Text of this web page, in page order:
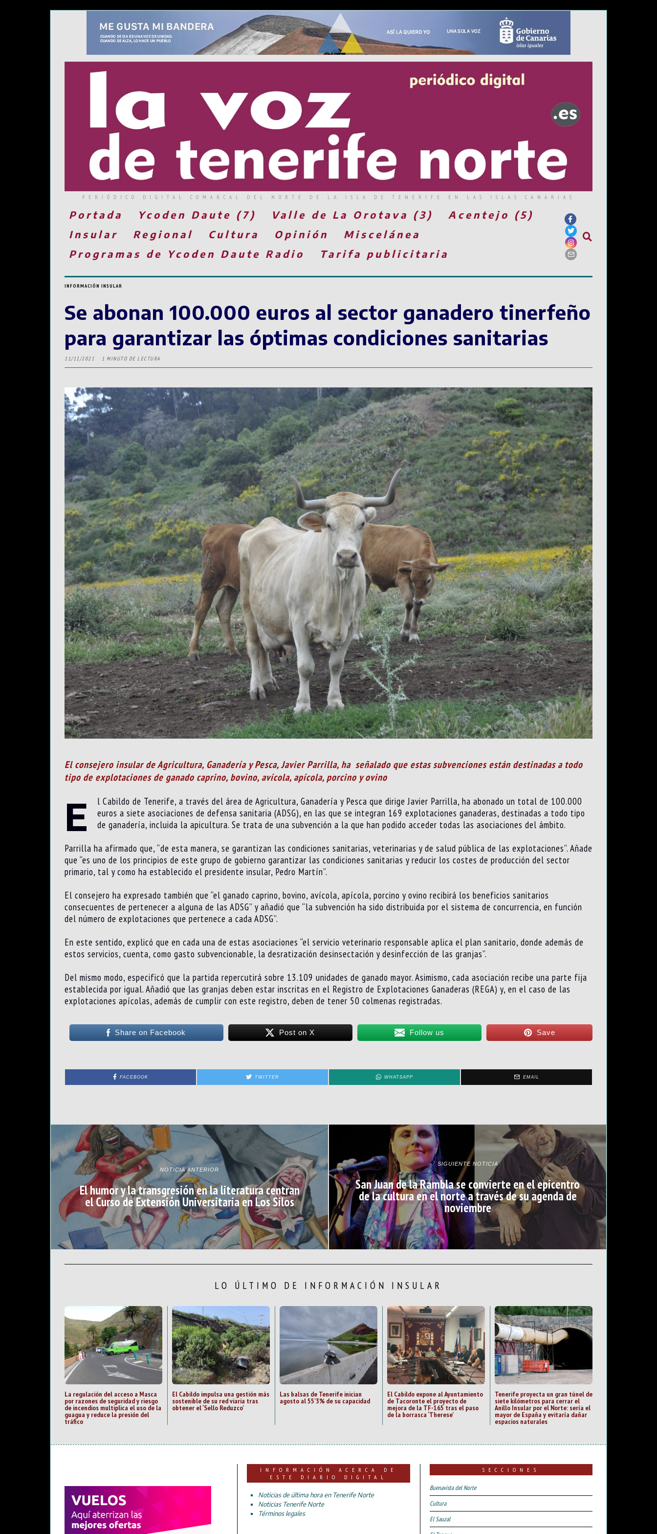
PERIÓDICO DIGITAL COMARCAL DEL NORTE DE LA ISLA DE TENERIFE EN LAS ISLAS CANARIAS
Portada Ycoden Daute (7) Valle de La Orotava (3)
Acentejo (5)
Insular
Regional Cultura Opinión
Miscelánea
Programas de Ycoden Daute Radio
Tarifa publicitaria
INFORMACIÓN INSULAR
Se abonan 100.000 euros al sector ganadero tinerfeño
para garantizar las óptimas condiciones sanitarias
11/11/2021 1 MINUTO DE LECTURA
El consejero insular de Agricultura, Ganadería y Pesca, Javier Parrilla, ha señalado que estas subvenciones están destinadas a todo
tipo de explotaciones de ganado caprino, bovino, avícola, apícola, porcino y ovino
E
l Cabildo de Tenerife, a través del área de Agricultura, Ganadería y Pesca que dirige Javier Parrilla, ha abonado un total de 100.000
euros a siete asociaciones de defensa sanitaria (ADSG), en las que se integran 169 explotaciones ganaderas, destinadas a todo tipo
de ganadería, incluida la apicultura. Se trata de una subvención a la que han podido acceder todas las asociaciones del ámbito.
Parrilla ha afirmado que, “de esta manera, se garantizan las condiciones sanitarias, veterinarias y de salud pública de las explotaciones”. Añade
que “es uno de los principios de este grupo de gobierno garantizar las condiciones sanitarias y reducir los costes de producción del sector
primario, tal y como ha establecido el presidente insular, Pedro Martín”.
El consejero ha expresado también que “el ganado caprino, bovino, avícola, apícola, porcino y ovino recibirá los beneficios sanitarios
consecuentes de pertenecer a alguna de las ADSG” y añadió que “la subvención ha sido distribuida por el sistema de concurrencia, en función
del número de explotaciones que pertenece a cada ADSG”.
En este sentido, explicó que en cada una de estas asociaciones “el servicio veterinario responsable aplica el plan sanitario, donde además de
estos servicios, cuenta, como gasto subvencionable, la desratización desinsectación y desinfección de las granjas”.
Del mismo modo, especificó que la partida repercutirá sobre 13.109 unidades de ganado mayor. Asimismo, cada asociación recibe una parte fija
establecida por igual. Añadió que las granjas deben estar inscritas en el Registro de Explotaciones Ganaderas (REGA) y, en el caso de las
explotaciones apícolas, además de cumplir con este registro, deben de tener 50 colmenas registradas.
Share on Facebook Post on X Follow us Save
FACEBOOK TWITTER WHATSAPP EMAIL
NOTICIA ANTERIOR
El humor y la transgresión en la literatura centran
el Curso de Extensión Universitaria en Los Silos
SIGUIENTE NOTICIA
San Juan de la Rambla se convierte en el epicentro
de la cultura en el norte a través de su agenda de
noviembre
LO ÚLTIMO DE INFORMACIÓN INSULAR
La regulación del acceso a Masca
por razones de seguridad y riesgo
de incendios multiplica el uso de la
guagua y reduce la presión del
tráfico
El Cabildo impulsa una gestión más
sostenible de su red viaria tras
obtener el ‘Sello Reduzco’
Las balsas de Tenerife inician
agosto al 55’3% de su capacidad
El Cabildo expone al Ayuntamiento
de Tacoronte el proyecto de
mejora de la TF-165 tras el paso
de la borrasca ‘Therese’
Tenerife proyecta un gran túnel de
siete kilómetros para cerrar el
Anillo Insular por el Norte: sería el
mayor de España y evitaría dañar
espacios naturales
INFORMACIÓN ACERCA DE
ESTE DIARIO DIGITAL
Noticias de última hora en Tenerife Norte
Noticias Tenerife Norte
Términos legales
SECCIONES
Buenavista del Norte
Cultura
El Sauzal